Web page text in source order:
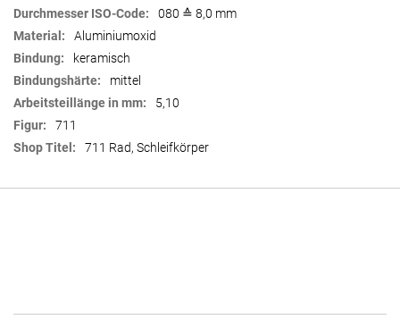
080 ≙ 8,0 mm
Aluminiumoxid
keramisch
mittel
5,10
711
711 Rad, Schleifkörper